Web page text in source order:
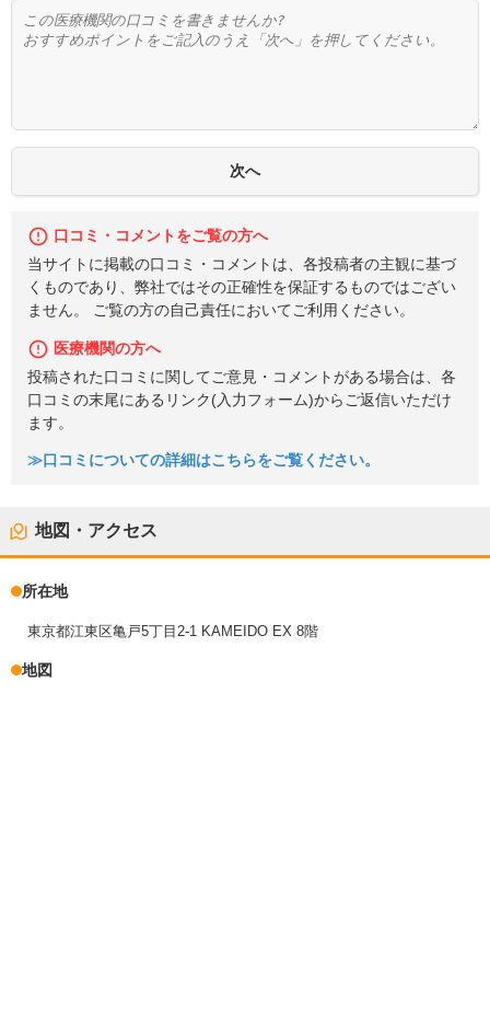
口コミ・コメントをご覧の方へ
当サイトに掲載の口コミ・コメントは、各投稿者の主観に基づ
くものであり、弊社ではその正確性を保証するものではござい
ません。 ご覧の方の自己責任においてご利用ください。
医療機関の方へ
投稿された口コミに関してご意見・コメントがある場合は、各
口コミの末尾にあるリンク(入力フォーム)からご返信いただけ
ます。
≫口コミについての詳細はこちらをご覧ください。
地図・アクセス
所在地
東京都江東区亀戸5丁目2-1 KAMEIDO EX 8階
地図